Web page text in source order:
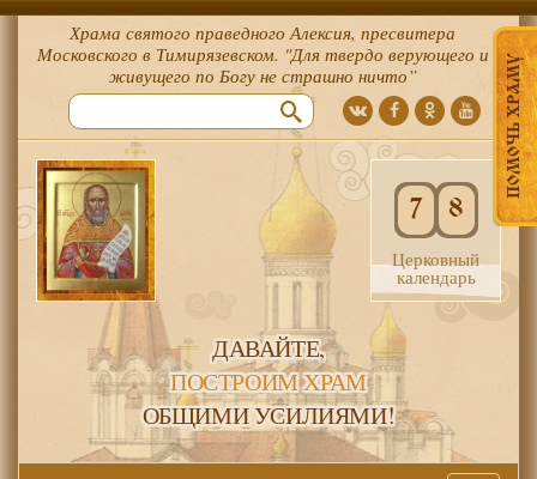
ПОМОЧЬ ХРАМУ
Храма святого праведного Алексия, пресвитера
Московского в Тимирязевском. "Для твердо верующего и
живущего по Богу не страшно ничто”
7 8
Церковный
календарь
ДАВАЙТЕ,
ПОСТРОИМ ХРАМ
ОБЩИМИ УСИЛИЯМИ!